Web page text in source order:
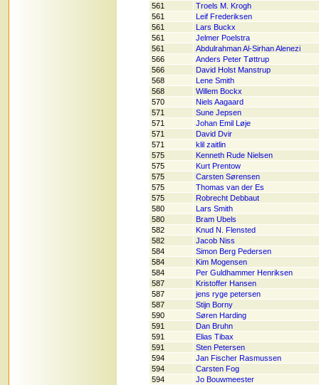
561
Troels M. Krogh
561
Leif Frederiksen
561
Lars Buckx
561
Jelmer Poelstra
561
Abdulrahman Al-Sirhan Alenezi
566
Anders Peter Tøttrup
566
David Holst Manstrup
568
Lene Smith
568
Willem Bockx
570
Niels Aagaard
571
Sune Jepsen
571
Johan Emil Løje
571
David Dvir
571
klil zaitlin
575
Kenneth Rude Nielsen
575
Kurt Prentow
575
Carsten Sørensen
575
Thomas van der Es
575
Robrecht Debbaut
580
Lars Smith
580
Bram Ubels
582
Knud N. Flensted
582
Jacob Niss
584
Simon Berg Pedersen
584
Kim Mogensen
584
Per Guldhammer Henriksen
587
Kristoffer Hansen
587
jens ryge petersen
587
Stijn Borny
590
Søren Harding
591
Dan Bruhn
591
Elias Tibax
591
Sten Petersen
594
Jan Fischer Rasmussen
594
Carsten Fog
594
Jo Bouwmeester